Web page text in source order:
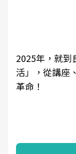
2025年，就到
活」，從講座
革命！